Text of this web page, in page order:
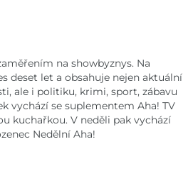
na showbyznys. Na
deset let a obsahuje nejen aktuální
ale i politiku, krimi, sport, zábavu
vychází se suplementem Aha! TV
kuchařkou. V neděli pak vychází
Nedělní Aha!